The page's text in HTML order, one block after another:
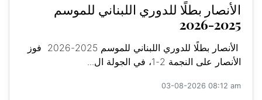
الأنصار بطلًا للدوري اللبناني للموسم
2025-2026
الأنصار بطلًا للدوري اللبناني للموسم 2025-2026 فوز
الأنصار على النجمة 2-1، في الجولة ال...
03-08-2026 08:12 am